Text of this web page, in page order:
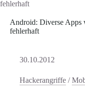
fehlerhaft
Android: Diverse Apps
fehlerhaft
30.10.2012
Hackerangriffe /